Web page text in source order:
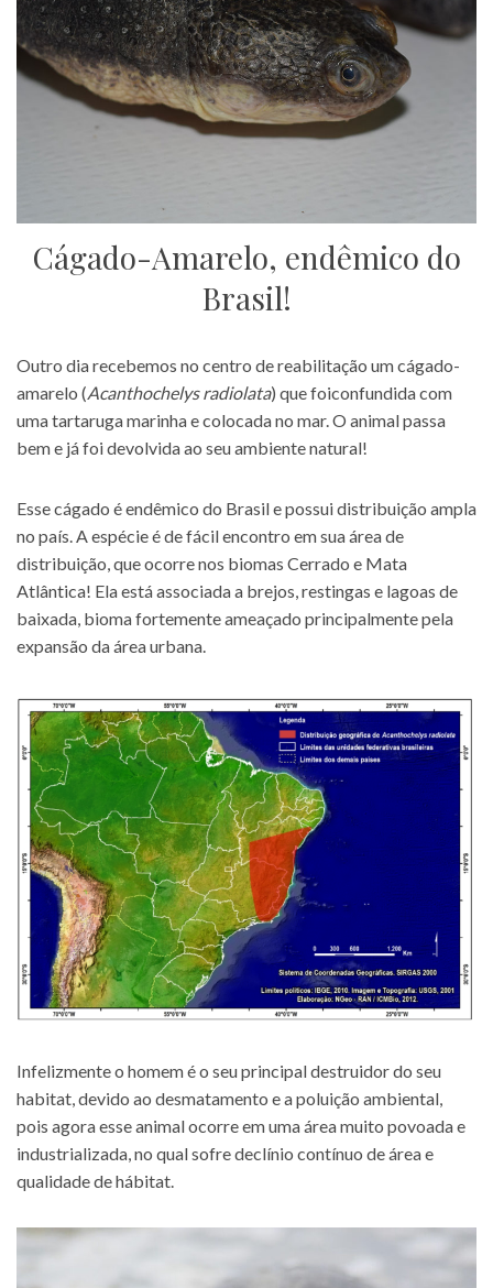
Cágado-Amarelo, endêmico do
Brasil!
Outro dia recebemos no centro de reabilitação um cágado-
amarelo (Acanthochelys radiolata) que foiconfundida com
uma tartaruga marinha e colocada no mar. O animal passa
bem e já foi devolvida ao seu ambiente natural!
Esse cágado é endêmico do Brasil e possui distribuição ampla
no país. A espécie é de fácil encontro em sua área de
distribuição, que ocorre nos biomas Cerrado e Mata
Atlântica! Ela está associada a brejos, restingas e lagoas de
baixada, bioma fortemente ameaçado principalmente pela
expansão da área urbana.
Infelizmente o homem é o seu principal destruidor do seu
habitat, devido ao desmatamento e a poluição ambiental,
pois agora esse animal ocorre em uma área muito povoada e
industrializada, no qual sofre declínio contínuo de área e
qualidade de hábitat.